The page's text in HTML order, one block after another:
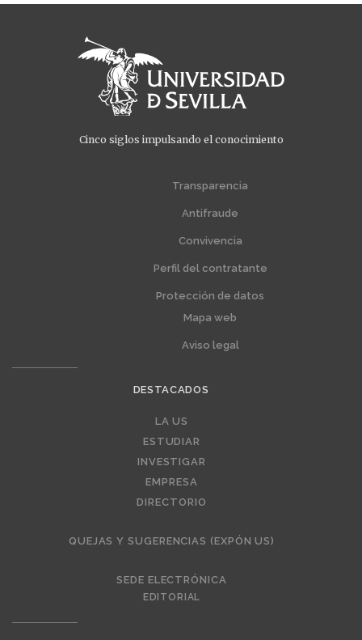
Cinco siglos impulsando el conocimiento
Transparencia
Antifraude
Convivencia
Perfil del contratante
Protección de datos
Mapa web
Aviso legal
DESTACADOS
LA US
ESTUDIAR
INVESTIGAR
EMPRESA
DIRECTORIO
QUEJAS Y SUGERENCIAS (EXPÓN US)
SEDE ELECTRÓNICA
EDITORIAL